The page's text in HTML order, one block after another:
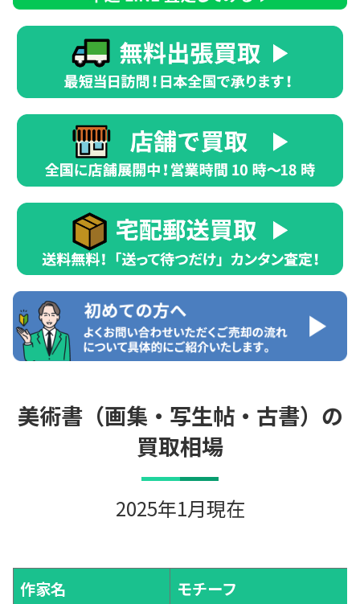
美術書（画集・写生帖・古書）の
買取相場
2025年1月現在
作家名 モチーフ